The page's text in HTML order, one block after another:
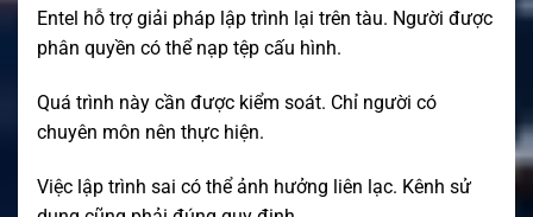
Entel hỗ trợ giải pháp lập trình lại trên tàu. Người được
phân quyền có thể nạp tệp cấu hình.
Quá trình này cần được kiểm soát. Chỉ người có
chuyên môn nên thực hiện.
Việc lập trình sai có thể ảnh hưởng liên lạc. Kênh sử